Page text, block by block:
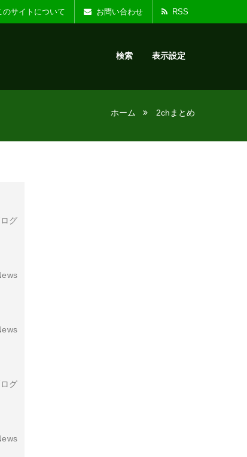
お知らせ :
のサイトについて お問い合わせ RSS
検索 表示設定
ホーム 2chまとめ
グ
グ